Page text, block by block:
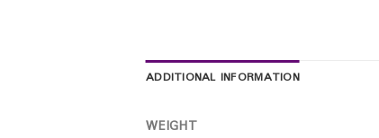
ADDITIONAL INFORMATION
WEIGHT